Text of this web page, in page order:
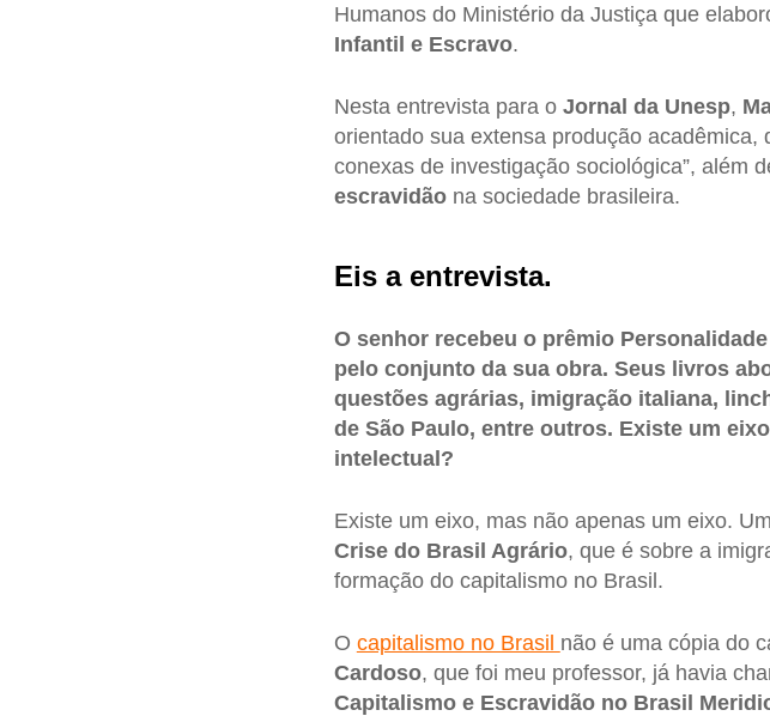
Humanos do Ministério da Justiça que
Infantil e Escravo.
Nesta entrevista para o Jornal da Unesp,
orientado sua extensa produção acadêmica,
conexas de investigação sociológica”, além
escravidãona sociedade brasileira.
Eis a entrevista.
O senhor recebeu o prêmio
pelo conjunto da sua obra. Seus livros
questões agrárias, imigração italiana,
de São Paulo, entre outros. Existe um
intelectual?
Existe um eixo, mas não apenas um eixo.
Crise do Brasil Agrário, que é sobre a
formação do capitalismo no Brasil.
O capitalismo no Brasil não é uma cópia do
Cardoso, que foi meu professor, já havia
Capitalismo e Escravidão no Brasil